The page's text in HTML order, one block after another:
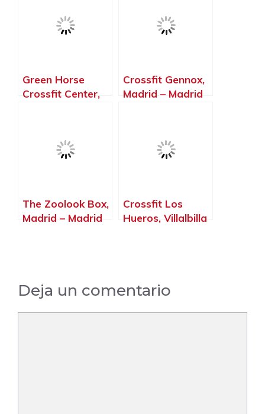
Green Horse
Crossfit Center,
Crossfit Gennox,
Madrid – Madrid
The Zoolook Box,
Madrid – Madrid
Crossfit Los
Hueros, Villalbilla
Deja un comentario